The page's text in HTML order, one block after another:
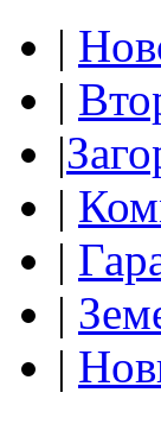
|
|
|
|
|
|
|